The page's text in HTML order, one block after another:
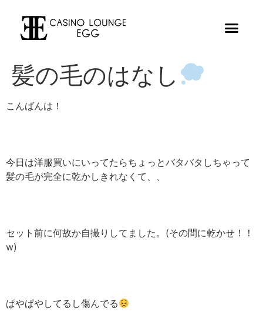
髪の毛のはなし
こんばんは！
今日は洋服買いにいってたらちょっとバタバタしちゃって
髪の毛が完全に乾かしきれなくて、、
セット前に何故か自撮りしてました。(その間に乾かせ！！
w)
ぱやぱやしてるし傷んでる